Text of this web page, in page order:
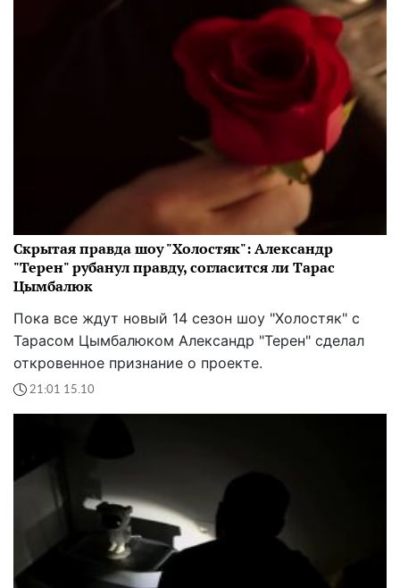
Скрытая правда шоу "Холостяк": Александр
"Терен" рубанул правду, согласится ли Тарас
Цымбалюк
Пока все ждут новый 14 сезон шоу "Холостяк" с
Тарасом Цымбалюком Александр "Терен" сделал
откровенное признание о проекте.
21:01 15.10